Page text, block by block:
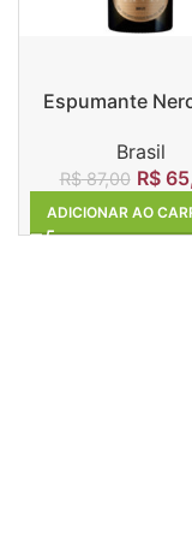
Espumante
Brasil
R$87,00 R$
ADICIONAR AO